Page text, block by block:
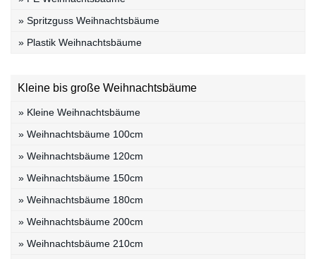
» Spritzguss Weihnachtsbäume
» Plastik Weihnachtsbäume
Kleine bis große Weihnachtsbäume
» Kleine Weihnachtsbäume
» Weihnachtsbäume 100cm
» Weihnachtsbäume 120cm
» Weihnachtsbäume 150cm
» Weihnachtsbäume 180cm
» Weihnachtsbäume 200cm
» Weihnachtsbäume 210cm